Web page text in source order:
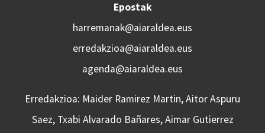
Epostak
harremanak@aiaraldea.eus
erredakzioa@aiaraldea.eus
agenda@aiaraldea.eus
Erredakzioa: Maider Ramirez Martin, Aitor Aspuru
Saez, Txabi Alvarado Bañares, Aimar Gutierrez